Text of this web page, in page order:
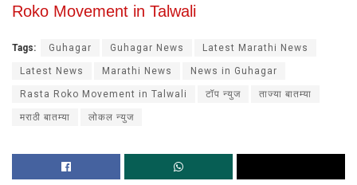
Roko Movement in Talwali
Tags: Guhagar Guhagar News Latest Marathi News
Latest News Marathi News News in Guhagar
Rasta Roko Movement in Talwali टॉप न्युज ताज्या बातम्या
मराठी बातम्या लोकल न्युज